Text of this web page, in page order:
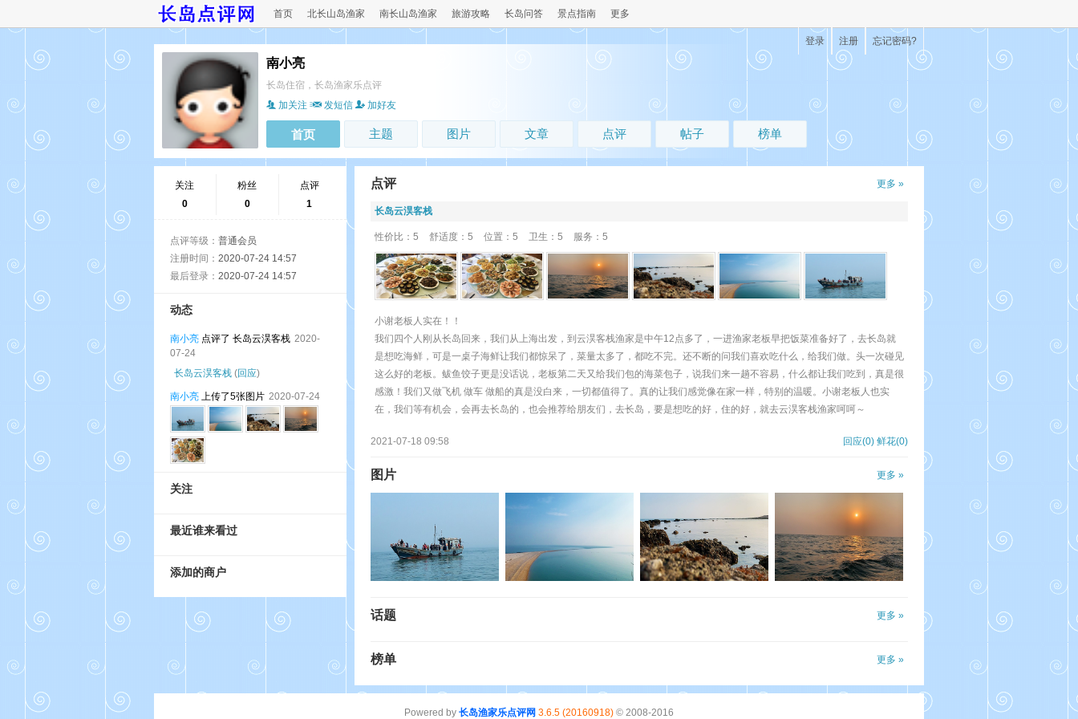
首页 北长山岛渔家 南长山岛渔家 旅游攻略 长岛问答 景点指南 更多
忘记密码?
注册
登录
南小亮
长岛住宿，长岛渔家乐点评
加关注
发短信 加好友
首页 主题 图片 文章 点评 帖子 榜单
关注
0
粉丝
0
点评
1
点评等级： 普通会员
注册时间： 2020-07-24 14:57
最后登录： 2020-07-24 14:57
动态
南小亮 点评了 长岛云淏客栈 2020-
07-24
长岛云淏客栈 (回应)
南小亮 上传了5张图片 2020-07-24
关注
最近谁来看过
添加的商户
点评 更多 »
长岛云淏客栈
性价比：5 舒适度：5 位置：5 卫生：5 服务：5
小谢老板人实在！！
我们四个人刚从长岛回来，我们从上海出发，到云淏客栈渔家是中午12点多了，一进渔家老板早把饭菜准备好了，去长岛就
是想吃海鲜，可是一桌子海鲜让我们都惊呆了，菜量太多了，都吃不完。还不断的问我们喜欢吃什么，给我们做。头一次碰见
这么好的老板。鲅鱼饺子更是没话说，老板第二天又给我们包的海菜包子，说我们来一趟不容易，什么都让我们吃到，真是很
感激！我们又做飞机 做车 做船的真是没白来，一切都值得了。真的让我们感觉像在家一样，特别的温暖。小谢老板人也实
在，我们等有机会，会再去长岛的，也会推荐给朋友们，去长岛，要是想吃的好，住的好，就去云淏客栈渔家呵呵～
回应(0) 鲜花(0)
2021-07-18 09:58
图片 更多 »
话题 更多 »
榜单 更多 »
Powered by 长岛渔家乐点评网 3.6.5 (20160918) © 2008-2016